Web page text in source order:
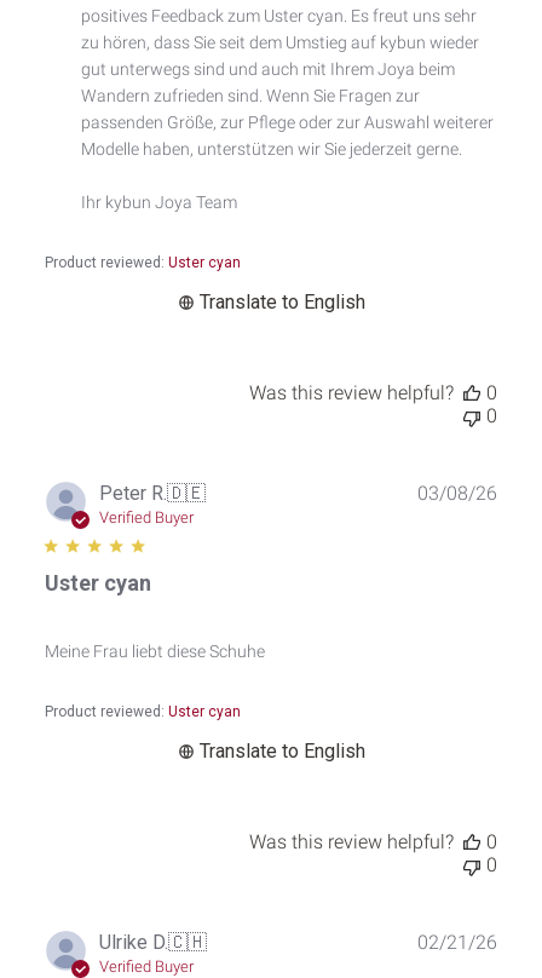
Product reviewed: Uster cyan
Review
Custom
Comment
positives Feedback zum Uster cyan. Es freut uns sehr
zu hören, dass Sie seit dem Umstieg auf kybun wieder
gut unterwegs sind und auch mit Ihrem Joya beim
Wandern zufrieden sind. Wenn Sie Fragen zur
passenden Größe, zur Pflege oder zur Auswahl weiterer
Modelle haben, unterstützen wir Sie jederzeit gerne.
Ihr kybun Joya Team
Translate to English
Was this review helpful?
0
0
Peter R. 🇩🇪
Verified Buyer
Uster cyan
Meine Frau liebt diese Schuhe
Product reviewed: Uster cyan
Translate to English
03/08/26
Was this review helpful?
0
0
Ulrike D.🇨🇭
Verified Buyer
02/21/26